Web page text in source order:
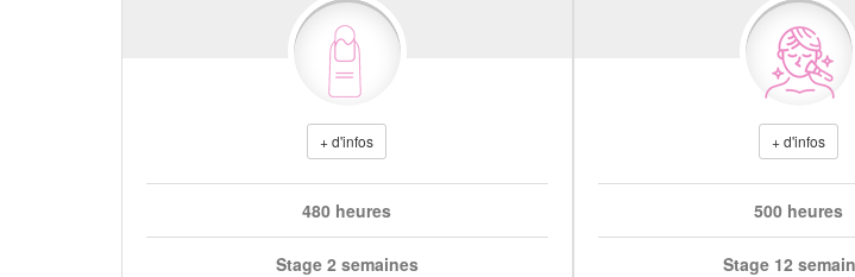
+ d'infos
480 heures
Stage 2 semaines
+ d'infos
500 heures
Stage 12